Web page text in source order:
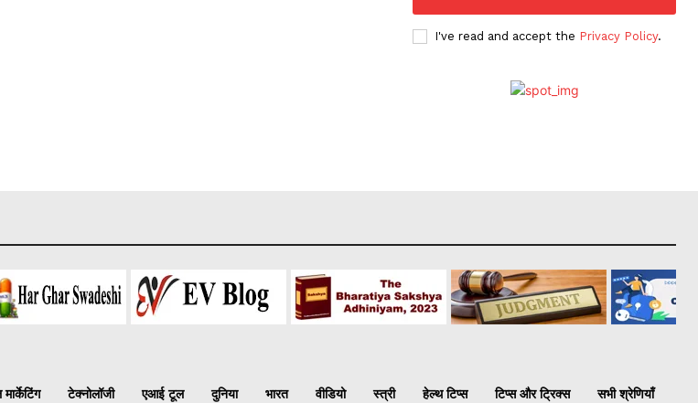
I've read and accept the Privacy Policy.
टेक्नोलॉजी एआई टूल दुनिया भारत वीडियो स्त्री हेल्थ टिप्स टिप्स और ट्रिक्स सभी श्रेणियाँ